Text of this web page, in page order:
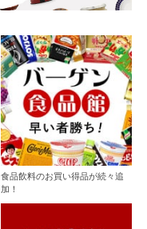
食品飲料のお買い得品が続々追
加！